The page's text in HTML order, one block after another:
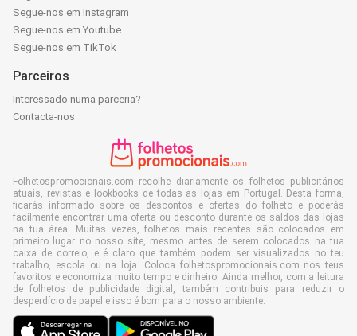
Segue-nos em Instagram
Segue-nos em Youtube
Segue-nos em TikTok
Parceiros
Interessado numa parceria?
Contacta-nos
Folhetospromocionais.com recolhe diariamente os folhetos publicitários
atuais, revistas e lookbooks de todas as lojas em Portugal. Desta forma,
ficarás informado sobre os descontos e ofertas do folheto e poderás
facilmente encontrar uma oferta ou desconto durante os saldos das lojas
na tua área. Muitas vezes, folhetos mais recentes são colocados em
primeiro lugar no nosso site, mesmo antes de serem colocados na tua
caixa de correio, e é claro que também podem ser visualizados no teu
trabalho, escola ou na loja. Coloca folhetospromocionais.com nos teus
favoritos e economiza muito tempo e dinheiro. Ainda melhor, com a leitura
de folhetos de publicidade digital, também contribuis para reduzir o
desperdício de papel e isso é bom para o nosso ambiente.